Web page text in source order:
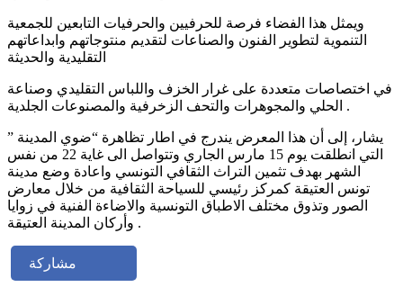
ويمثل هذا الفضاء فرصة للحرفيين والحرفيات التابعين للجمعية
التنموية لتطوير الفنون والصناعات لتقديم منتوجاتهم وابداعاتهم
التقليدية والحديثة
في اختصاصات متعددة على غرار الخزف واللباس التقليدي وصناعة
الحلي والمجوهرات والتحف الزخرفية والمصنوعات الجلدية .
يشار، إلى أن هذا المعرض يندرج في اطار تظاهرة “ضوي المدينة ”
التي انطلقت يوم 15 مارس الجاري وتتواصل الى غاية 22 من نفس
الشهر بهدف تثمين التراث الثقافي التونسي واعادة وضع مدينة
تونس العتيقة كمركز رئيسي للسياحة الثقافية من خلال معارض
الصور وتذوق مختلف الاطباق التونسية والاضاءة الفنية في زوايا
وأركان المدينة العتيقة .
مشاركة